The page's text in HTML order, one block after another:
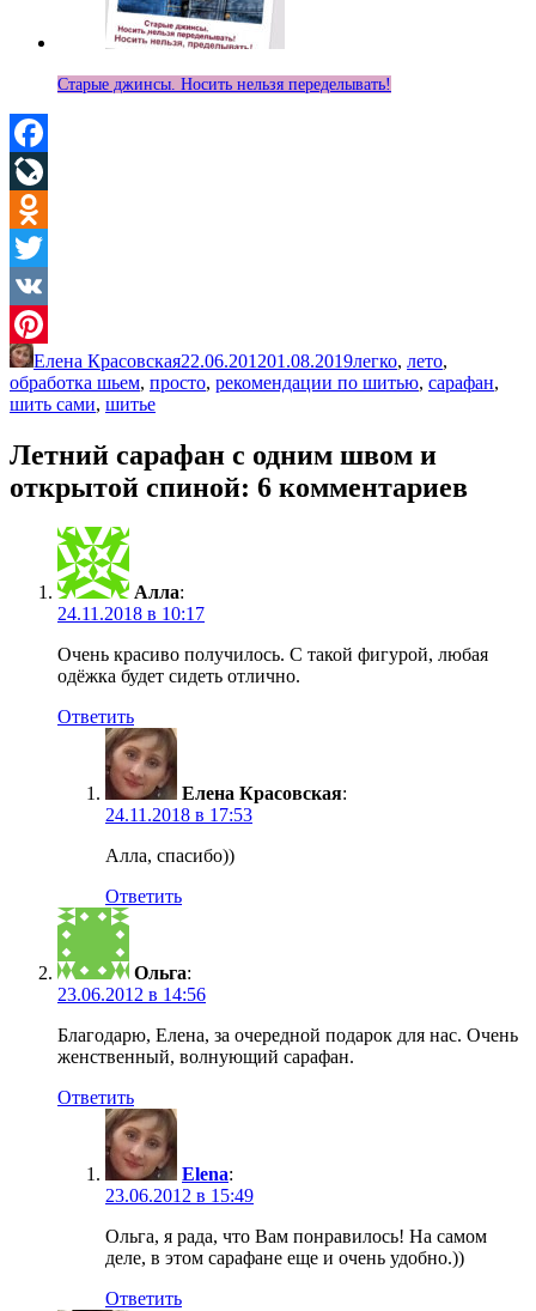
Старые джинсы. Носить нельзя переделывать!
Facebook
LiveJournal
Odnoklassniki
Twitter
VK
Pinterest
Елена Красовская22.06.201201.08.2019легко, лето,
обработка шьем, просто, рекомендации по шитью, сарафан,
шить сами, шитье
Летний сарафан с одним швом и
открытой спиной: 6 комментариев
Алла:
24.11.2018 в 10:17
Очень красиво получилось. С такой фигурой, любая
одёжка будет сидеть отлично.
Ответить
Елена Красовская:
24.11.2018 в 17:53
Алла, спасибо))
Ответить
Ольга:
23.06.2012 в 14:56
Благодарю, Елена, за очередной подарок для нас. Очень
женственный, волнующий сарафан.
Ответить
Elena:
23.06.2012 в 15:49
Ольга, я рада, что Вам понравилось! На самом
деле, в этом сарафане еще и очень удобно.))
Ответить